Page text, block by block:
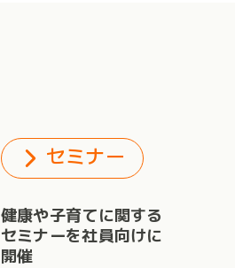
セミナー
健康や子育てに関する
セミナーを社員向けに
開催